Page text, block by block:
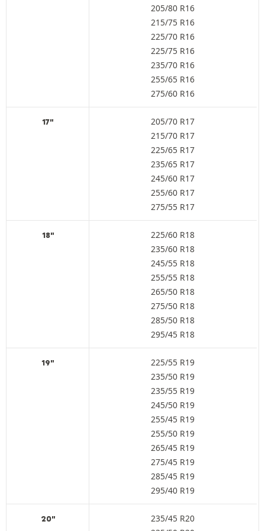
205/80 R16
215/75 R16
225/70 R16
225/75 R16
235/70 R16
255/65 R16
275/60 R16
17"
205/70 R17
215/70 R17
225/65 R17
235/65 R17
245/60 R17
255/60 R17
275/55 R17
18"
225/60 R18
235/60 R18
245/55 R18
255/55 R18
265/50 R18
275/50 R18
285/50 R18
295/45 R18
19"
225/55 R19
235/50 R19
235/55 R19
245/50 R19
255/45 R19
255/50 R19
265/45 R19
275/45 R19
285/45 R19
295/40 R19
20"
235/45 R20